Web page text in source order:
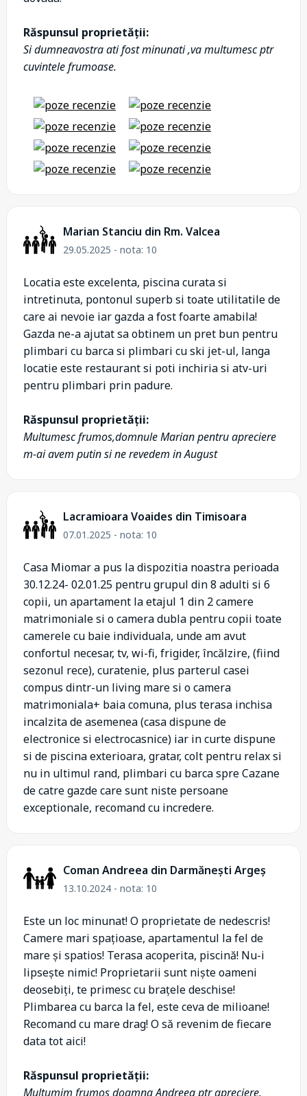
Răspunsul proprietății:
Si dumneavostra ati fost minunati ,va multumesc ptr
cuvintele frumoase.
Marian Stanciu din Rm. Valcea
29.05.2025 - nota: 10
Locatia este excelenta, piscina curata si
intretinuta, pontonul superb si toate utilitatile de
care ai nevoie iar gazda a fost foarte amabila!
Gazda ne-a ajutat sa obtinem un pret bun pentru
plimbari cu barca si plimbari cu ski jet-ul, langa
locatie este restaurant si poti inchiria si atv-uri
pentru plimbari prin padure.
Răspunsul proprietății:
Multumesc frumos,domnule Marian pentru apreciere
m-ai avem putin si ne revedem in August
Lacramioara Voaides din Timisoara
07.01.2025 - nota: 10
Casa Miomar a pus la dispozitia noastra perioada
30.12.24- 02.01.25 pentru grupul din 8 adulti si 6
copii, un apartament la etajul 1 din 2 camere
matrimoniale si o camera dubla pentru copii toate
camerele cu baie individuala, unde am avut
confortul necesar, tv, wi-fi, frigider, încălzire, (fiind
sezonul rece), curatenie, plus parterul casei
compus dintr-un living mare si o camera
matrimoniala+ baia comuna, plus terasa inchisa
incalzita de asemenea (casa dispune de
electronice si electrocasnice) iar in curte dispune
si de piscina exterioara, gratar, colt pentru relax si
nu in ultimul rand, plimbari cu barca spre Cazane
de catre gazde care sunt niste persoane
exceptionale, recomand cu incredere.
Coman Andreea din Darmănești Argeș
13.10.2024 - nota: 10
Este un loc minunat! O proprietate de nedescris!
Camere mari spațioase, apartamentul la fel de
mare și spatios! Terasa acoperita, piscină! Nu-i
lipsește nimic! Proprietarii sunt niște oameni
deosebiți, te primesc cu brațele deschise!
Plimbarea cu barca la fel, este ceva de milioane!
Recomand cu mare drag! O să revenim de fiecare
data tot aici!
Răspunsul proprietății:
Multumim frumos doamna Andreea ptr apreciere.